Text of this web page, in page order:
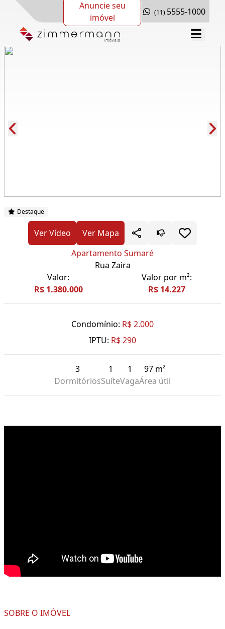
Anuncie seu
imóvel
(11) 5555-1000
Destaque
Ver Vídeo
Ver Mapa
Apartamento Sumaré
Rua Zaira
Valor:
R$ 1.380.000
Valor por m²:
R$ 14.227
Condomínio: R$ 2.000
IPTU: R$ 290
3
Dormitórios
1
Suíte
1
Vaga
97 m²
Área útil
SOBRE O IMÓVEL